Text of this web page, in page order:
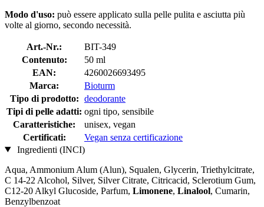
Modo d'uso: può essere applicato sulla pelle pulita e asciutta più
volte al giorno, secondo necessità.
Art.-Nr.:
BIT-349
Contenuto:
50 ml
EAN:
4260026693495
Marca:
Bioturm
Tipo di prodotto: deodorante
Tipi di pelle adatti: ogni tipo, sensibile
Caratteristiche:
unisex, vegan
Certificati:
Vegan senza certificazione
Ingredienti (INCI)
Aqua, Ammonium Alum (Alun), Squalen, Glycerin, Triethylcitrate,
C 14-22 Alcohol, Silver, Silver Citrate, Citricacid, Sclerotium Gum,
C12-20 Alkyl Glucoside, Parfum, Limonene, Linalool, Cumarin,
Benzylbenzoat